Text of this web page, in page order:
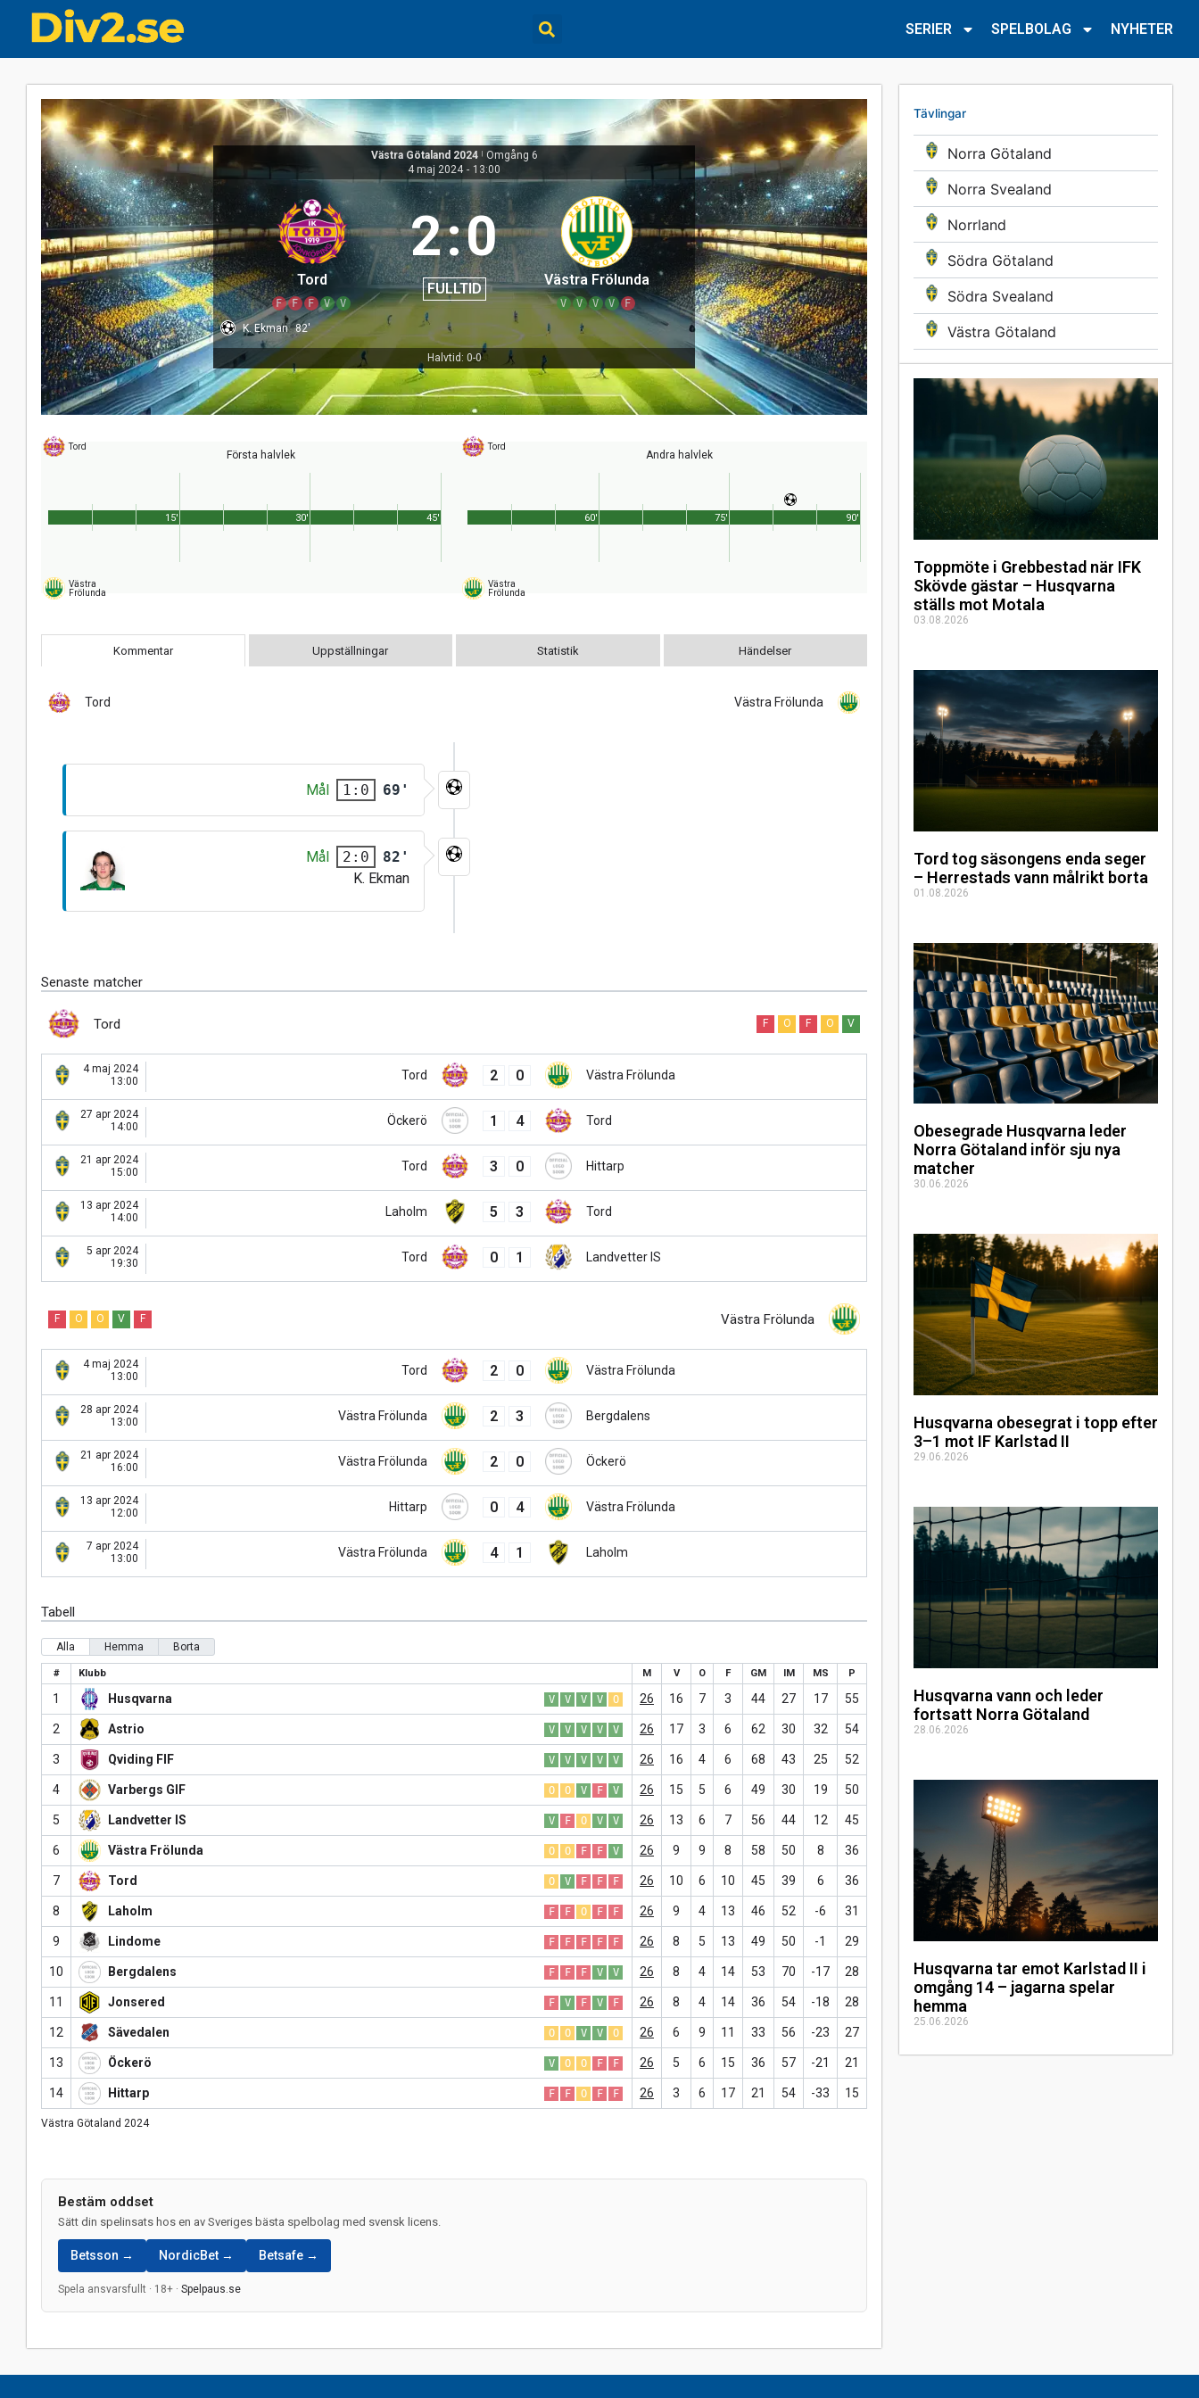
SERIER SPELBOLAG NYHETER
Tävlingar
Norra Götaland
Norra Svealand
Norrland
Södra Götaland
Södra Svealand
Västra Götaland
Toppmöte i Grebbestad när IFK
Skövde gästar – Husqvarna
ställs mot Motala
03.08.2026
Tord tog säsongens enda seger
– Herrestads vann målrikt borta
01.08.2026
Obesegrade Husqvarna leder
Norra Götaland inför sju nya
matcher
30.06.2026
Husqvarna obesegrat i topp efter
3–1 mot IF Karlstad II
29.06.2026
Husqvarna vann och leder
fortsatt Norra Götaland
28.06.2026
Husqvarna tar emot Karlstad II i
omgång 14 – jagarna spelar
hemma
25.06.2026
Västra Götaland 2024 | Omgång 6
4 maj 2024 - 13:00
Tord
F F F V V
2:0
FULLTID Västra Frölunda
V V V V
F
K. Ekman 82'
Halvtid: 0-0
Tord
Första halvlek
Västra
Frölunda
45'
15' 30'
Tord
Andra halvlek
Västra
Frölunda
90'
60' 75'
Kommentar Uppställningar Statistik Händelser
Tord Västra Frölunda
Mål 1:0 69'
Mål 2:0
82'
K. Ekman
Senaste matcher
Tord F O F O V
4 maj 2024
13:00
Tord 2 0 Västra Frölunda
27 apr 2024
14:00
Öckerö 1 4 Tord
21 apr 2024
15:00
Tord 3 0 Hittarp
13 apr 2024
14:00
Laholm 5 3 Tord
5 apr 2024
19:30
Tord 0 1 Landvetter IS
Västra Frölunda
F O O V F
4 maj 2024
13:00
Tord 2 0 Västra Frölunda
28 apr 2024
13:00
Västra Frölunda 2 3 Bergdalens
21 apr 2024
16:00
Västra Frölunda 2 0 Öckerö
13 apr 2024
12:00
Hittarp 0 4 Västra Frölunda
7 apr 2024
13:00
Västra Frölunda 4 1 Laholm
Tabell
Alla Hemma Borta
# Klubb M V O F GM IM MS P
1 Husqvarna V V V V O 26 16 7 3 44 27 17 55
2 Astrio V V V V V 26 17 3 6 62 30 32 54
3 Qviding FIF V V V V V 26 16 4 6 68 43 25 52
4 Varbergs GIF O O V F V 26 15 5 6 49 30 19 50
5 Landvetter IS V F O V V 26 13 6 7 56 44 12 45
6 Västra Frölunda O O F F V 26 9 9 8 58 50 8 36
7 Tord O V F F F 26 10 6 10 45 39 6 36
8 Laholm F F O F F 26 9 4 13 46 52 -6 31
9 Lindome F F F F F 26 8 5 13 49 50 -1 29
10 Bergdalens F F F V V 26 8 4 14 53 70 -17 28
11 Jonsered F V F V F 26 8 4 14 36 54 -18 28
12 Sävedalen O O V V O 26 6 9 11 33 56 -23 27
13 Öckerö V O O F F 26 5 6 15 36 57 -21 21
14 Hittarp F F O F F 26 3 6 17 21 54 -33 15
Västra Götaland 2024
Bestäm oddset
Sätt din spelinsats hos en av Sveriges bästa spelbolag med svensk licens.
Betsson → NordicBet → Betsafe →
Spela ansvarsfullt · 18+ · Spelpaus.se